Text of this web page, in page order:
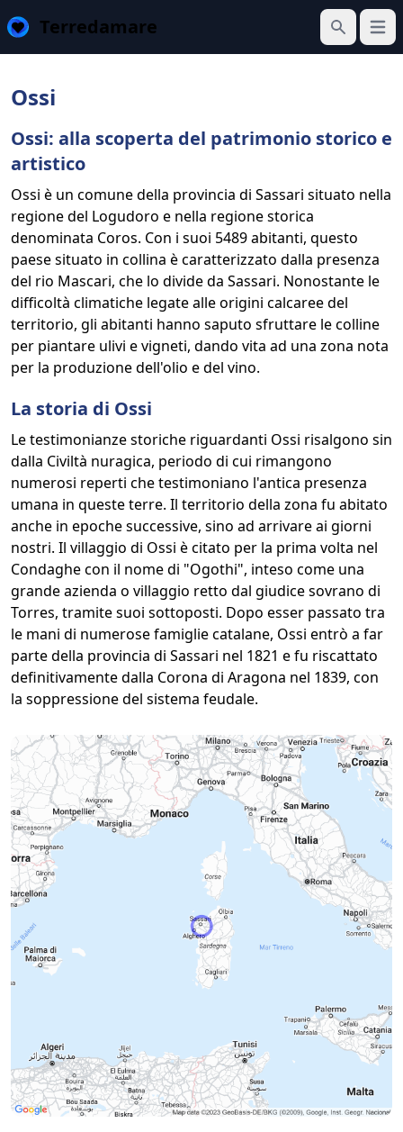
Terredamare
Cerca
Apri
Ossi
Ossi: alla scoperta del patrimonio storico e
artistico
Ossi è un comune della provincia di Sassari situato nella
regione del Logudoro e nella regione storica
denominata Coros. Con i suoi 5489 abitanti, questo
paese situato in collina è caratterizzato dalla presenza
del rio Mascari, che lo divide da Sassari. Nonostante le
difficoltà climatiche legate alle origini calcaree del
territorio, gli abitanti hanno saputo sfruttare le colline
per piantare ulivi e vigneti, dando vita ad una zona nota
per la produzione dell'olio e del vino.
La storia di Ossi
Le testimonianze storiche riguardanti Ossi risalgono sin
dalla Civiltà nuragica, periodo di cui rimangono
numerosi reperti che testimoniano l'antica presenza
umana in queste terre. Il territorio della zona fu abitato
anche in epoche successive, sino ad arrivare ai giorni
nostri. Il villaggio di Ossi è citato per la prima volta nel
Condaghe con il nome di "Ogothi", inteso come una
grande azienda o villaggio retto dal giudice sovrano di
Torres, tramite suoi sottoposti. Dopo esser passato tra
le mani di numerose famiglie catalane, Ossi entrò a far
parte della provincia di Sassari nel 1821 e fu riscattato
definitivamente dalla Corona di Aragona nel 1839, con
la soppressione del sistema feudale.